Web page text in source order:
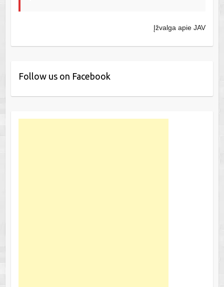
Įžvalga apie JAV
Follow us on Facebook